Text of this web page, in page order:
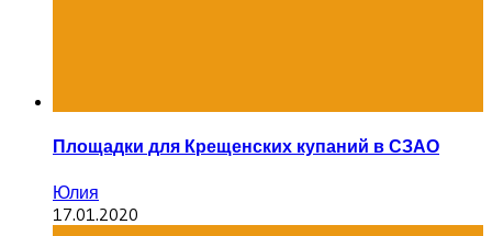
Площадки для Крещенских купаний в СЗАО
Юлия
17.01.2020